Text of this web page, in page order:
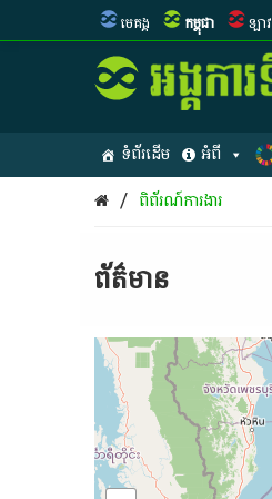
មេគង្គ កម្ពុជា ឡាវ
ទំព័រដើម អំពី
/ ពិព័រណ៍ការងារ
ព័ត៌មាន​